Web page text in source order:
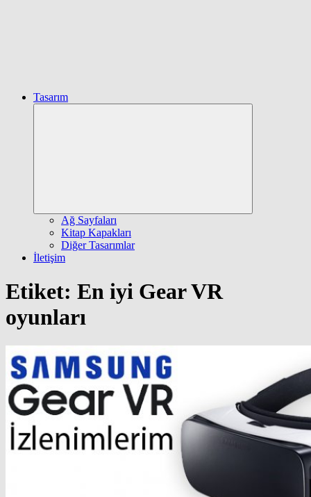
Tasarım
Ağ Sayfaları
Kitap Kapakları
Diğer Tasarımlar
İletişim
Etiket: En iyi Gear VR
oyunları